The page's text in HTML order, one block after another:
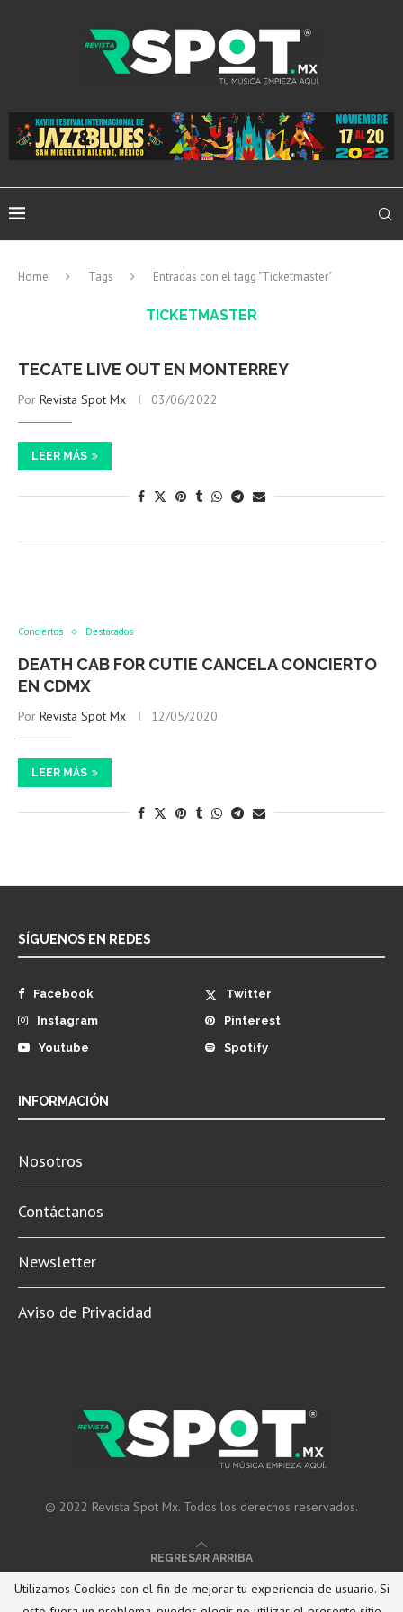
Home Tags Entradas con el tagg "Ticketmaster"
TICKETMASTER
TECATE LIVE OUT EN MONTERREY
Por Revista Spot Mx 03/06/2022
LEER MÁS
Conciertos Destacados
DEATH CAB FOR CUTIE CANCELA CONCIERTO
EN CDMX
Por Revista Spot Mx 12/05/2020
LEER MÁS
SÍGUENOS EN REDES
Facebook
Twitter
Instagram
Pinterest
Youtube
Spotify
INFORMACIÓN
Nosotros
Contáctanos
Newsletter
Aviso de Privacidad
© 2022 Revista Spot Mx. Todos los derechos reservados.
REGRESAR ARRIBA
Utilizamos Cookies con el fin de mejorar tu experiencia de usuario. Si